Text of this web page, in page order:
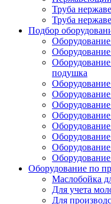
Труба
Труба
Подбор
подушка
Оборудование по
Маслобойка
Для учета
Для